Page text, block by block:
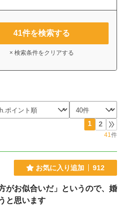
41件を検索する
× 検索条件をクリアする
1 2
41件
お気に入り追加 912
がお似合いだ」というので、婚
と思います